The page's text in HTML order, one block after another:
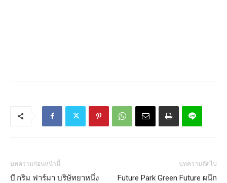
บทความก่อนหน้านี้
บี.กริม ฟาร์มา บริษัทยาหนึ่ง
บทความถัดไป
Future Park Green Future ผนึก